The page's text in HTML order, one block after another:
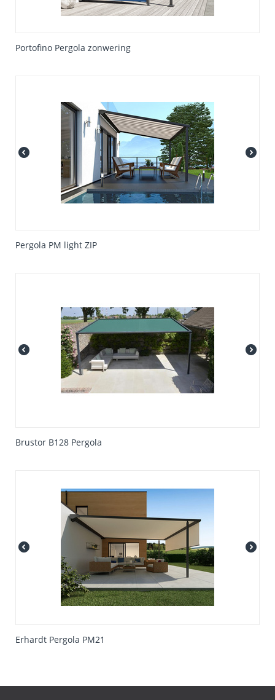
Portofino Pergola zonwering
Pergola PM light ZIP
Brustor B128 Pergola
Erhardt Pergola PM21